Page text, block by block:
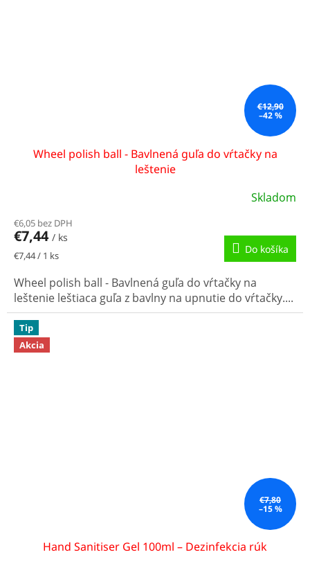
€12,90
–42 %
Wheel polish ball - Bavlnená guľa do vŕtačky na
leštenie
Skladom
€6,05 bez DPH
€7,44 / ks
Jednotková
€7,44 / 1 ks Do košíka
Wheel polish ball - Bavlnená guľa do vŕtačky na
leštenie leštiaca guľa z bavlny na upnutie do vŕtačky....
Tip
Akcia
€7,80
–15 %
Hand Sanitiser Gel 100ml – Dezinfekcia rúk